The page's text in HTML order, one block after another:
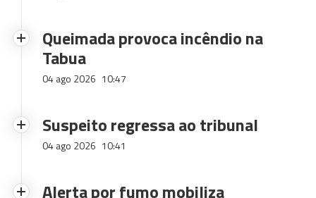
Queimada provoca incêndio na
Tabua
04 ago 2026 10:47
Suspeito regressa ao tribunal
04 ago 2026 10:41
Alerta por fumo mobiliza